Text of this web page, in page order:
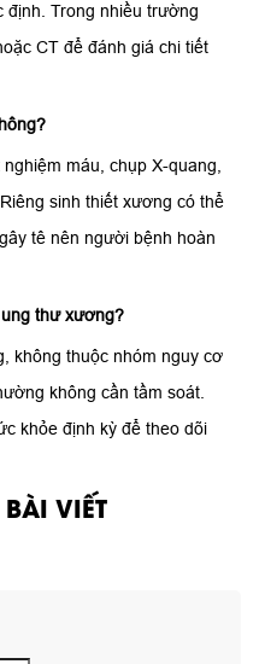
định. Trong nhiều trường
CT để đánh giá chi tiết
máu, chụp X-quang,
sinh thiết xương có thể
tê nên người bệnh hoàn
thư xương?
không thuộc nhóm nguy cơ
không cần tầm soát.
khỏe định kỳ để theo dõi
VIẾT